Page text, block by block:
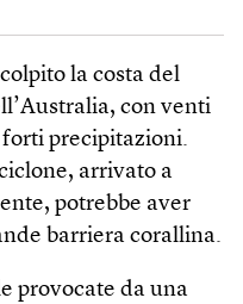
la costa del
con venti
precipitazioni.
arrivato a
potrebbe aver
barriera corallina.
provocate da una